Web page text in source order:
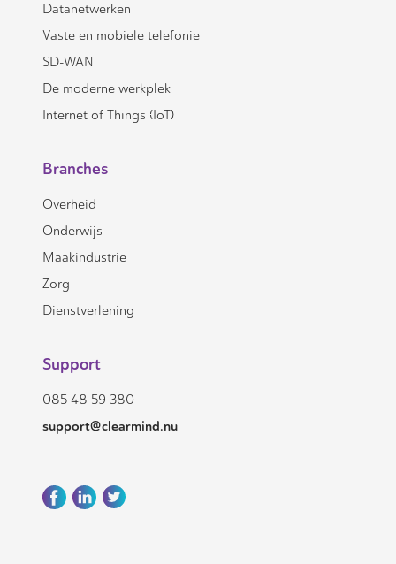
Datanetwerken
Vaste en mobiele telefonie
SD-WAN
De moderne werkplek
Internet of Things (IoT)
Branches
Overheid
Onderwijs
Maakindustrie
Zorg
Dienstverlening
Support
085 48 59 380
support@clearmind.nu